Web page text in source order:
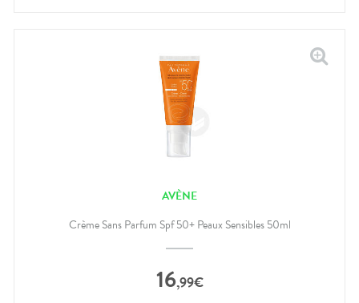
AVÈNE
Crème Sans Parfum Spf 50+ Peaux Sensibles 50ml
16,99€